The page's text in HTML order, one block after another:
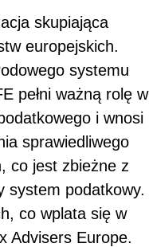
skupiająca
europejskich.
systemu
pełni ważną rolę w
i wnosi
sprawiedliwego
co jest zbieżne z
system podatkowy.
co wplata się w
Advisers Europe.